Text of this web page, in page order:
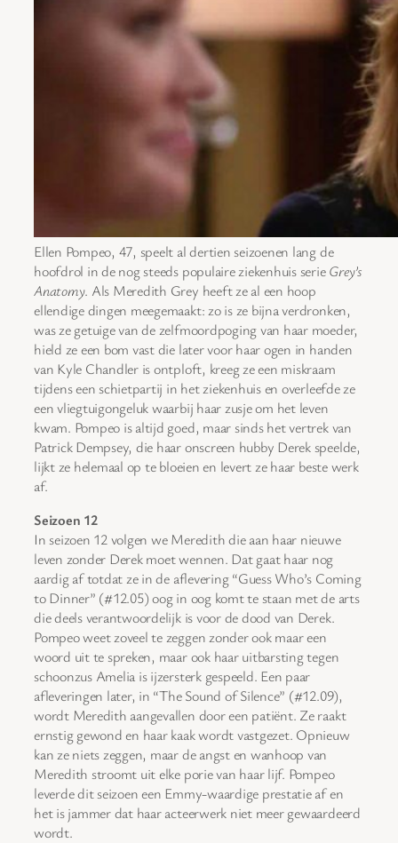
Ellen Pompeo, 47, speelt al dertien seizoenen lang de
hoofdrol in de nog steeds populaire ziekenhuis serieGrey’s
Anatomy. Als Meredith Grey heeft ze al een hoop
ellendige dingen meegemaakt: zo is ze bijna verdronken,
was ze getuige van de zelfmoordpoging van haar moeder,
hield ze een bom vast die later voor haar ogen in handen
van Kyle Chandler is ontploft, kreeg ze een miskraam
tijdens een schietpartij in het ziekenhuis en overleefde ze
een vliegtuigongeluk waarbij haar zusje om het leven
kwam. Pompeo is altijd goed, maar sinds het vertrek van
Patrick Dempsey, die haar onscreen hubby Derek speelde,
lijkt ze helemaal op te bloeien en levert ze haar beste werk
af.
Seizoen 12
In seizoen 12 volgen we Meredith die aan haar nieuwe
leven zonder Derek moet wennen. Dat gaat haar nog
aardig af totdat ze in de aflevering “Guess Who’s Coming
to Dinner” (#12.05) oog in oog komt te staan met de arts
die deels verantwoordelijk is voor de dood van Derek.
Pompeo weet zoveel te zeggen zonder ook maar een
woord uit te spreken, maar ook haar uitbarsting tegen
schoonzus Amelia is ijzersterk gespeeld. Een paar
afleveringen later, in “The Sound of Silence” (#12.09),
wordt Meredith aangevallen door een patiënt. Ze raakt
ernstig gewond en haar kaak wordt vastgezet. Opnieuw
kan ze niets zeggen, maar de angst en wanhoop van
Meredith stroomt uit elke porie van haar lijf. Pompeo
leverde dit seizoen een Emmy-waardige prestatie af en
het is jammer dat haar acteerwerk niet meer gewaardeerd
wordt.